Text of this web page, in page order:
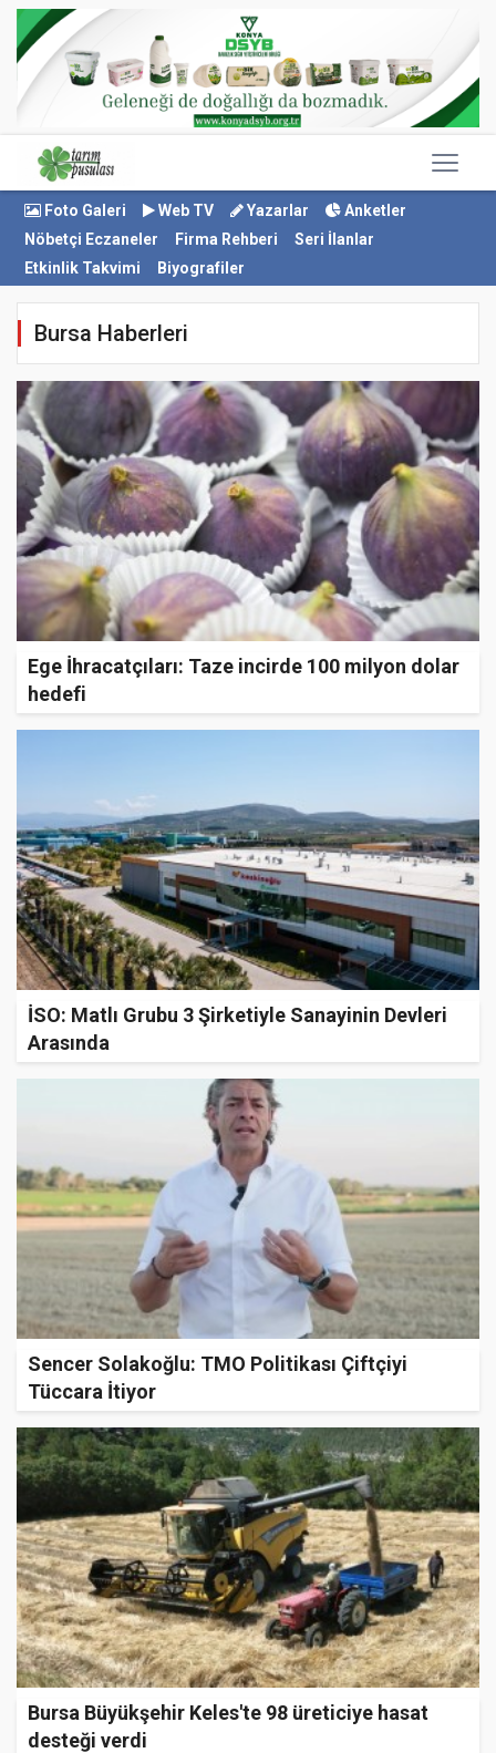
Foto Galeri Web TV Yazarlar
Anketler
Nöbetçi Eczaneler
Firma Rehberi
Seri İlanlar
Etkinlik Takvimi
Biyografiler
Bursa Haberleri
Ege İhracatçıları: Taze incirde 100 milyon dolar
hedefi
İSO: Matlı Grubu 3 Şirketiyle Sanayinin Devleri
Arasında
Sencer Solakoğlu: TMO Politikası Çiftçiyi
Tüccara İtiyor
Bursa Büyükşehir Keles'te 98 üreticiye hasat
desteği verdi